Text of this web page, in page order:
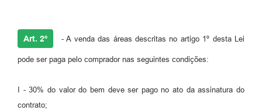
Art. 2º - A venda das áreas descritas no artigo 1º desta Lei
pode ser paga pelo comprador nas seguintes condições:
I - 30% do valor do bem deve ser pago no ato da assinatura do
contrato;